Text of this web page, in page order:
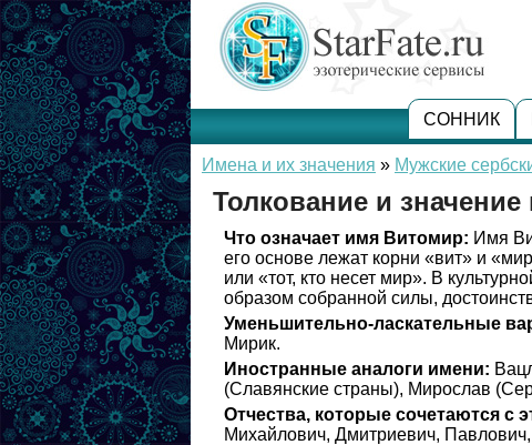
СОННИК
Имена и их значения » Мужские
Толкование и
Что означает имя Витомир: Имя
его основе лежат корни «вит» и
или «тот, кто несет мир». В
образом собранной силы,
Уменьшительно-ласкательные
Мирик.
Иностранные аналоги имени:
(Славянские страны), Мирослав
Отчества, которые сочетаются с
Михайлович, Дмитриевич,